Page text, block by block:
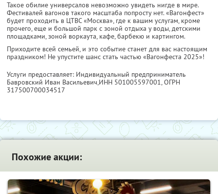
Такое обилие универсалов невозможно увидеть нигде в мире.
Фестивалей вагонов такого масштаба попросту нет. «Вагонфест»
будет проходить в ЦТВС «Москва», где к вашим услугам, кроме
прочего, еще и большой парк с зоной отдыха у воды, детскими
площадками, зоной воркаута, кафе, барбекю и картингом.
Приходите всей семьей, и это событие станет для вас настоящим
праздником! Не упустите шанс стать частью «Вагонфеста 2025»!
Услуги предоставляет: Индивидуальный предприниматель
Бавровский Иван Васильевич,ИНН 501005597001, ОГРН
317500700034517
Похожие акции: